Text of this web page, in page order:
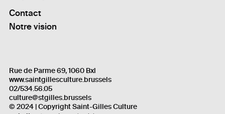
Contact
Notre vision
Rue de Parme 69, 1060 Bxl
www.saintgillesculture.brussels
02/534.56.05
culture@stgilles.brussels
© 2024 | Copyright Saint-Gilles Culture